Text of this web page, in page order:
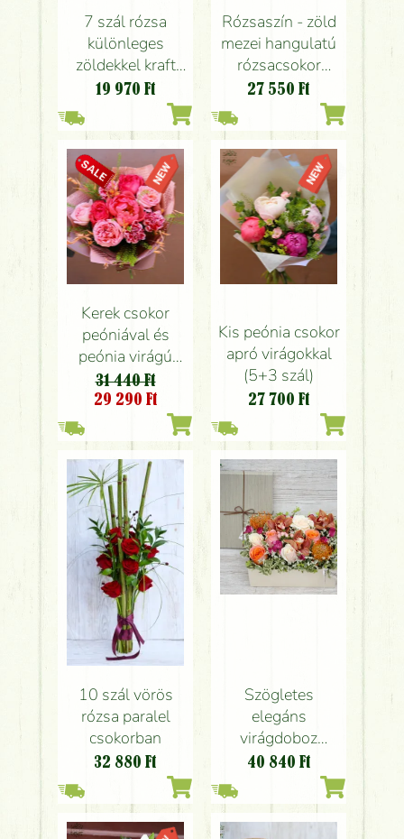
7 szál rózsa
különleges
zöldekkel kraft
papírral
19 970 Ft
Rózsaszín - zöld
mezei hangulatú
rózsacsokor
liziantusszal
27 550 Ft
Kerek csokor
peóniával és
peónia virágú
angol rózsával
31 440 Ft
29 290 Ft
Kis peónia csokor
apró virágokkal
(5+3 szál)
27 700 Ft
10 szál vörös
rózsa paralel
csokorban
32 880 Ft
Szögletes
elegáns
virágdoboz
orchideával (14
40 840 Ft